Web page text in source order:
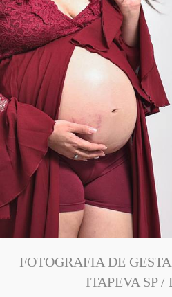
FOTOGRAFIA DE
ITAPEVA SP /